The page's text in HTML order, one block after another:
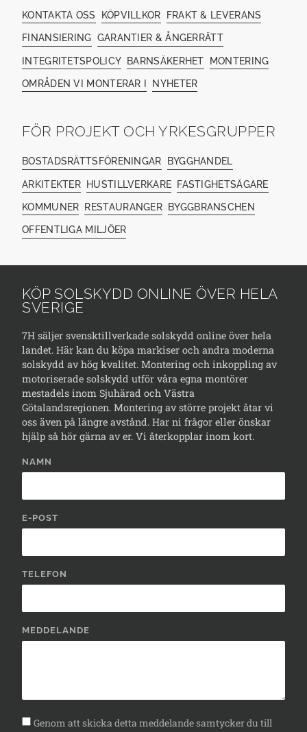
KONTAKTA OSS KÖPVILLKOR FRAKT & LEVERANS
FINANSIERING GARANTIER & ÅNGERRÄTT
INTEGRITETSPOLICY BARNSÄKERHET MONTERING
OMRÅDEN VI MONTERAR I NYHETER
FÖR PROJEKT OCH YRKESGRUPPER
BOSTADSRÄTTSFÖRENINGAR BYGGHANDEL
ARKITEKTER HUSTILLVERKARE FASTIGHETSÄGARE
KOMMUNER RESTAURANGER BYGGBRANSCHEN
OFFENTLIGA MILJÖER
KÖP SOLSKYDD ONLINE ÖVER HELA
SVERIGE
7H säljer svensktillverkade solskydd online över hela
landet. Här kan du köpa markiser och andra moderna
solskydd av hög kvalitet. Montering och inkoppling av
motoriserade solskydd utför våra egna montörer
mestadels inom Sjuhärad och Västra
Götalandsregionen. Montering av större projekt åtar vi
oss även på längre avstånd. Har ni frågor eller önskar
hjälp så hör gärna av er. Vi återkopplar inom kort.
NAMN
E-POST
TELEFON
MEDDELANDE
Genom att skicka detta meddelande samtycker du till